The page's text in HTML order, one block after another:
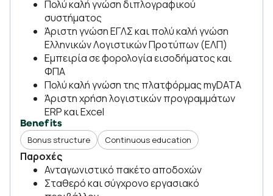
Πολύ καλή γνώση διπλογραφικού
συστήματος
Άριστη γνώση ΕΓΛΣ και πολύ καλή γνώση
Ελληνικών Λογιστικών Προτύπων (ΕΛΠ)
Εμπειρία σε φορολογία εισοδήματος και
ΦΠΑ
Πολύ καλή γνώση της πλατφόρμας myDATA
Άριστη χρήση λογιστικών προγραμμάτων
ERP και Excel
Benefits
Bonus structure Continuous education
Παροχές
Ανταγωνιστικό πακέτο αποδοχών
Σταθερό και σύγχρονο εργασιακό